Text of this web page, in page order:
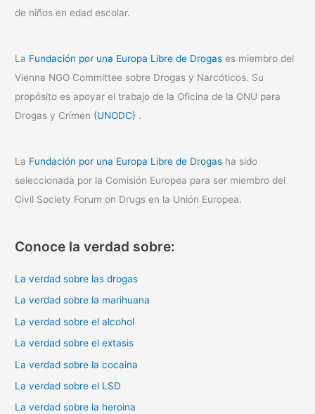
de niños en edad escolar.
La Fundación por una Europa Libre de Drogas es miembro del
Vienna NGO Committee sobre Drogas y Narcóticos. Su
propósito es apoyar el trabajo de la Oficina de la ONU para
Drogas y Crímen (UNODC) .
La Fundación por una Europa Libre de Drogas ha sido
seleccionada por la Comisión Europea para ser miembro del
Civil Society Forum on Drugs en la Unión Europea.
Conoce la verdad sobre:
La verdad sobre las drogas
La verdad sobre la marihuana
La verdad sobre el alcohol
La verdad sobre el extasis
La verdad sobre la cocaina
La verdad sobre el LSD
La verdad sobre la heroina